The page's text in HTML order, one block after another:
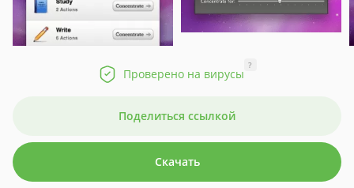
Проверено на вирусы
?
Поделиться ссылкой
Скачать